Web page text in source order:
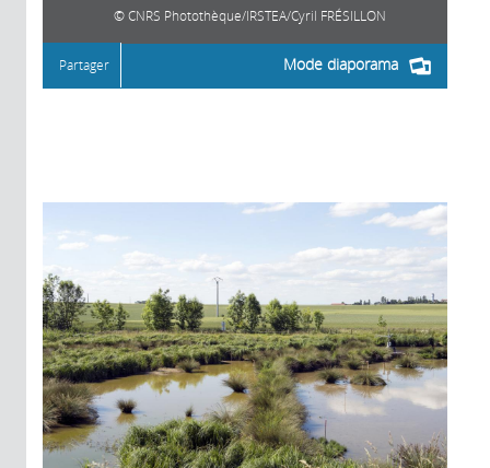
CNRS Photothèque/IRSTEA/Cyril FRÉSILLON
Mode diaporama
Partager